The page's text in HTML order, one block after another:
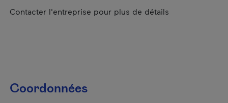
Contacter l'entreprise pour plus de détails
Coordonnées